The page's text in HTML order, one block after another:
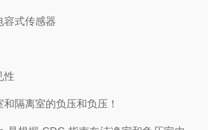
容式传感器
性
隔离室的负压和负压！